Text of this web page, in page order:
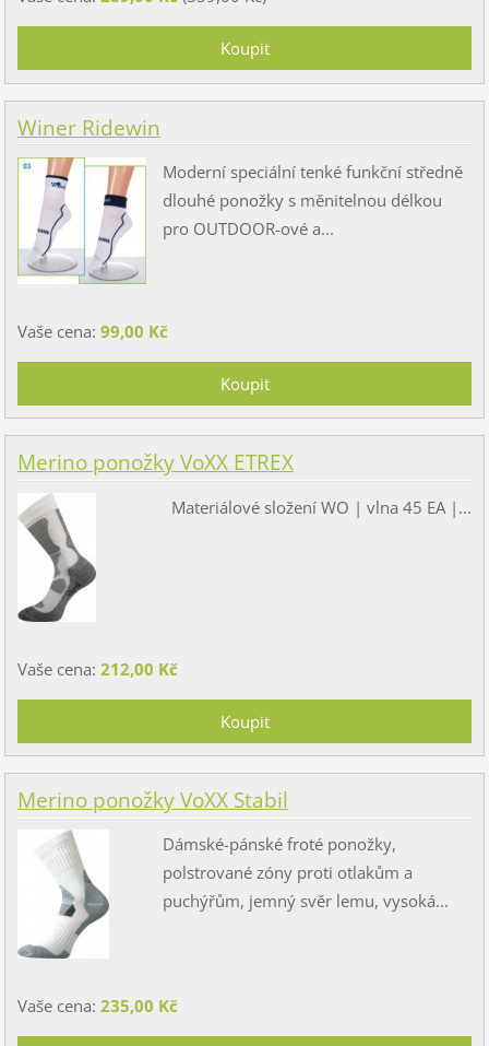
Winer Ridewin
Moderní speciální tenké funkční středně
dlouhé ponožky s měnitelnou délkou
pro OUTDOOR-ové a...
Vaše cena: 99,00 Kč
Merino ponožky VoXX ETREX
Materiálové složení WO | vlna 45 EA |...
Vaše cena: 212,00 Kč
Merino ponožky VoXX Stabil
Dámské-pánské froté ponožky,
polstrované zóny proti otlakům a
puchýřům, jemný svěr lemu, vysoká...
Vaše cena: 235,00 Kč